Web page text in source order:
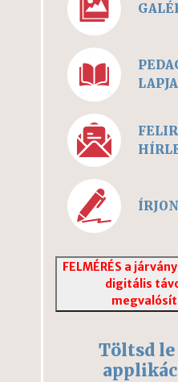
LAPJA
FELMÉRÉS a
digitális
Töltsd le